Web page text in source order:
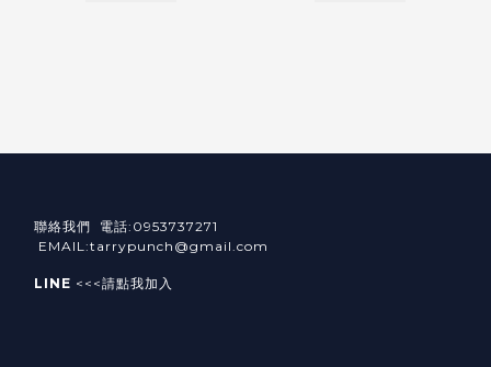
聯絡我們 電話:0953737271
EMAIL:tarrypunch@gmail.com
LINE <<<請點我加入